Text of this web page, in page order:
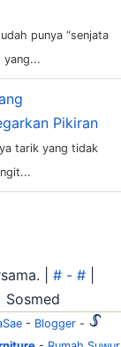
punya “senjata
yang...
Pikiran
tarik yang tidak
| # - #
Sosmed
- Blogger -